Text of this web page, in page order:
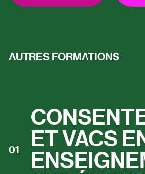
AUTRES FORMATIONS
01
ET VACS